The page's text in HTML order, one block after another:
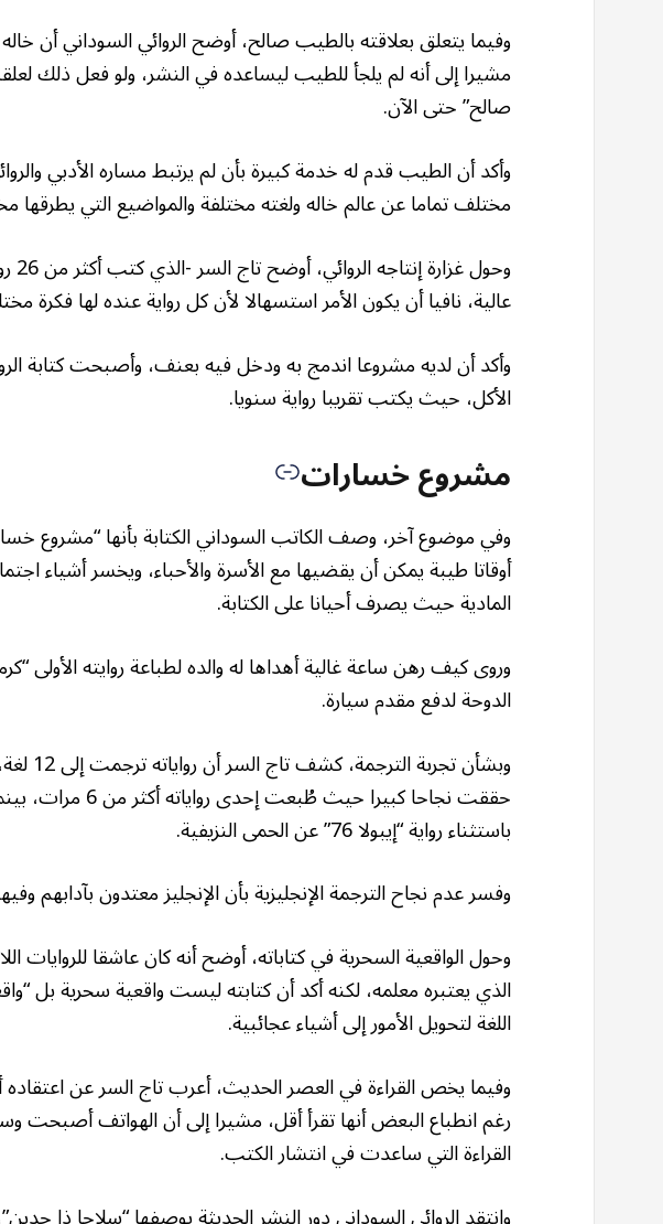
وفيما يتعلق بعلاقته بالطيب صالح، أوضح الروائي السوداني أن
مشيرا إلى أنه لم يلجأ للطيب ليساعده في النشر، ولو فعل ذلك
صالح” حتى الآن.
وأكد أن الطيب قدم له خدمة كبيرة بأن لم يرتبط مساره الأدبي
مختلف تماما عن عالم خاله ولغته مختلفة والمواضيع التي يطرقها
عالية، نافيا أن يكون الأمر استسهالا لأن كل رواية عنده لها فكرة
وأكد أن لديه مشروعا اندمج به ودخل فيه بعنف، وأصبحت كتابة
الأكل، حيث يكتب تقريبا رواية سنويا.
مشروع خسارات
وفي موضوع آخر، وصف الكاتب السوداني الكتابة بأنها “مشروع
أوقاتا طيبة يمكن أن يقضيها مع الأسرة والأحباء، ويخسر أشياء
المادية حيث يصرف أحيانا على الكتابة.
وروى كيف رهن ساعة غالية أهداها له والده لطباعة روايته الأولى
الدوحة لدفع مقدم سيارة.
وبشأن
حققت نجاحا كبيرا
باستثناء رواية “إيبولا 76” عن الحمى النزيفية.
وفسر عدم نجاح الترجمة الإنجليزية بأن الإنجليز معتدون بآدابهم
وحول الواقعية السحرية في كتاباته، أوضح أنه كان عاشقا للروايات
الذي يعتبره معلمه، لكنه أكد أن كتابته ليست واقعية سحرية بل
اللغة لتحويل الأمور إلى أشياء عجائبية.
وفيما يخص القراءة في العصر الحديث، أعرب تاج السر عن
رغم انطباع البعض أنها تقرأ أقل، مشيرا إلى أن الهواتف أصبحت
القراءة التي ساعدت في انتشار الكتب.